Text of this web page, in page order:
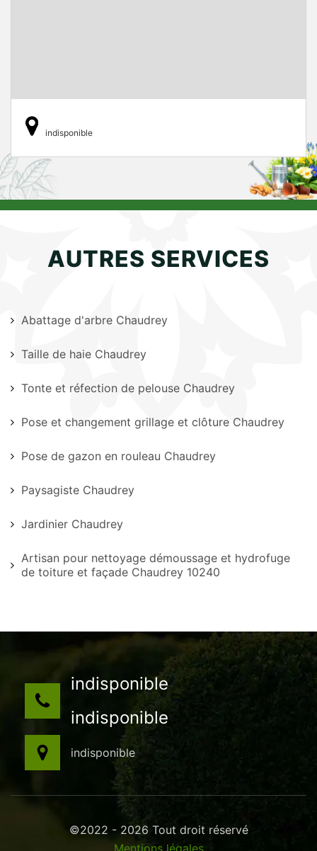
indisponible
AUTRES SERVICES
Abattage d'arbre Chaudrey
Taille de haie Chaudrey
Tonte et réfection de pelouse Chaudrey
Pose et changement grillage et clôture Chaudrey
Pose de gazon en rouleau Chaudrey
Paysagiste Chaudrey
Jardinier Chaudrey
Artisan pour nettoyage démoussage et hydrofuge
de toiture et façade Chaudrey 10240
indisponible
indisponible
indisponible
©2022 - 2026 Tout droit réservé
Mentions légales